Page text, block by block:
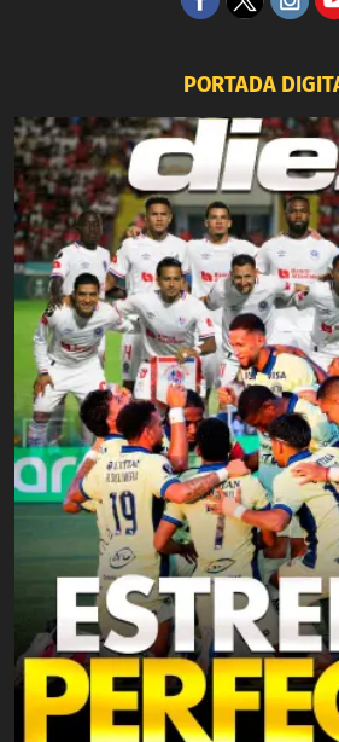
PORTADA